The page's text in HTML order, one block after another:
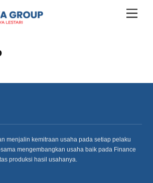
Menu
menjalin kemitraan usaha pada setiap pelaku
mengembangkan usaha baik pada Finance
produksi hasil usahanya.